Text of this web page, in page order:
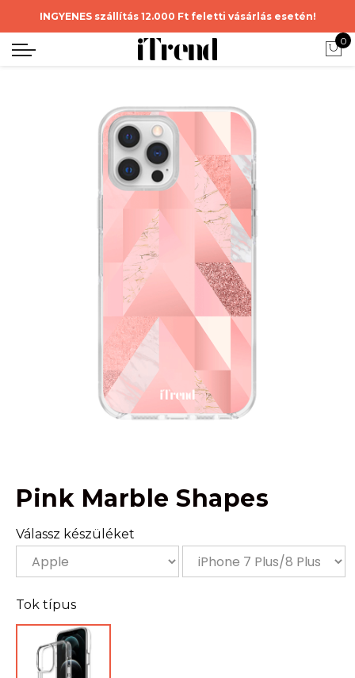
INGYENES szállítás 12.000 Ft feletti vásárlás esetén!
0
Pink Marble Shapes
Válassz készüléket
Tok típus